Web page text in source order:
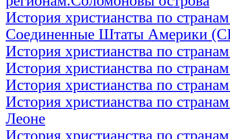
История христианства по
Соединенные Штаты Америки
История христианства по
История христианства по
История христианства по
История христианства по
Леоне
История христианства по